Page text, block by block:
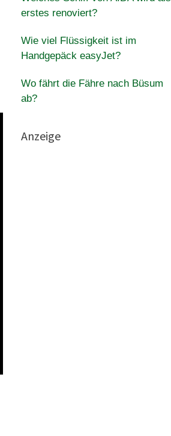
erstes renoviert?
Wie viel Flüssigkeit ist im
Handgepäck easyJet?
Wo fährt die Fähre nach Büsum
ab?
Anzeige